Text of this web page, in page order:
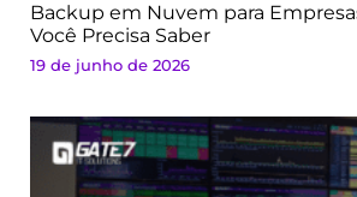
Backup em Nuvem para
Você Precisa Saber
19 de junho de 2026